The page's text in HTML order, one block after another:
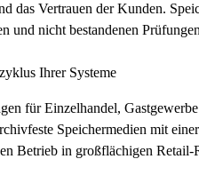
das Vertrauen der Kunden.
und nicht bestandenen
Ihrer Systeme
für Einzelhandel,
Speichermedien mit
Betrieb in großflächigen Retail-